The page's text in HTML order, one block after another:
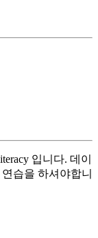
입니다. 데이
습을 하셔야합니